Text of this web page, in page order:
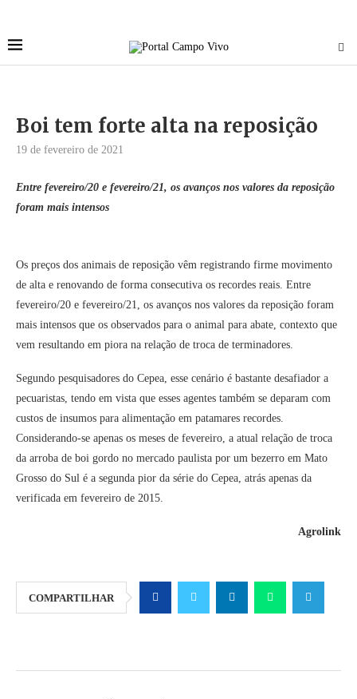
Boi tem forte alta na reposição
19 de fevereiro de 2021
Entre fevereiro/20 e fevereiro/21, os avanços nos valores da reposição
foram mais intensos
Os preços dos animais de reposição vêm registrando firme movimento
de alta e renovando de forma consecutiva os recordes reais. Entre
fevereiro/20 e fevereiro/21, os avanços nos valores da reposição foram
mais intensos que os observados para o animal para abate, contexto que
vem resultando em piora na relação de troca de terminadores.
Segundo pesquisadores do Cepea, esse cenário é bastante desafiador a
pecuaristas, tendo em vista que esses agentes também se deparam com
custos de insumos para alimentação em patamares recordes.
Considerando-se apenas os meses de fevereiro, a atual relação de troca
da arroba de boi gordo no mercado paulista por um bezerro em Mato
Grosso do Sul é a segunda pior da série do Cepea, atrás apenas da
verificada em fevereiro de 2015.
Agrolink
COMPARTILHAR